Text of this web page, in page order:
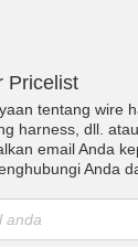
Pricelist
tentang wire
harness, dll.
email Anda
Anda